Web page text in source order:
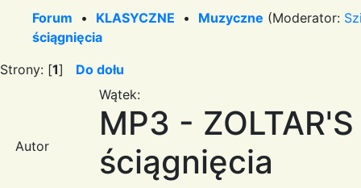
Forum • KLASYCZNE • Muzyczne (Moderator:
ściągnięcia
Strony: [1] Do dołu
Autor
Wątek:
MP3 -
ściągnięcia